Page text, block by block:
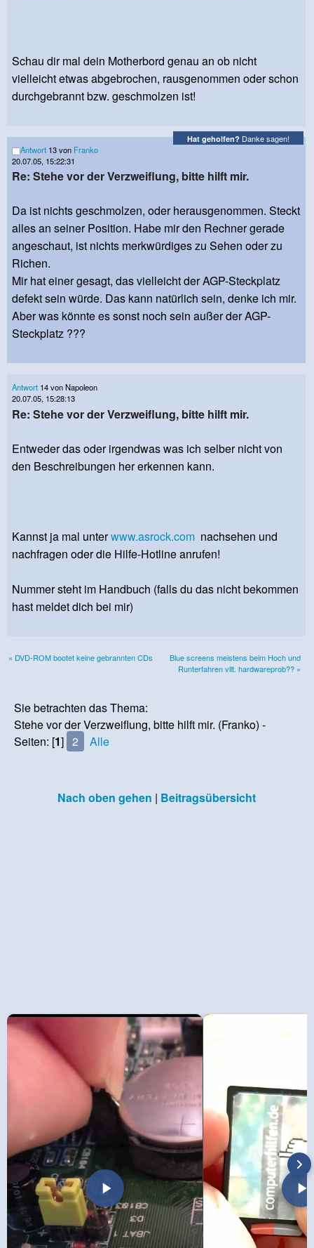
Schau dir mal dein Motherbord genau an ob nicht
vielleicht etwas abgebrochen, rausgenommen oder schon
durchgebrannt bzw. geschmolzen ist!
Hat geholfen? Danke sagen!
Antwort 13 von Franko
20.07.05, 15:22:31
Re: Stehe vor der Verzweiflung, bitte hilft mir.
Da ist nichts geschmolzen, oder herausgenommen. Steckt
alles an seiner Position. Habe mir den Rechner gerade
angeschaut, ist nichts merkwürdiges zu Sehen oder zu
Richen.
Mir hat einer gesagt, das vielleicht der AGP-Steckplatz
defekt sein würde. Das kann natürlich sein, denke ich mir.
Aber was könnte es sonst noch sein außer der AGP-
Steckplatz ???
Antwort 14 von Napoleon
20.07.05, 15:28:13
Re: Stehe vor der Verzweiflung, bitte hilft mir.
Entweder das oder irgendwas was ich selber nicht von
den Beschreibungen her erkennen kann.
Kannst ja mal unterwww.asrock.com nachsehen und
nachfragen oder die Hilfe-Hotline anrufen!
Nummer steht im Handbuch (falls du das nicht bekommen
hast meldet dich bei mir)
« DVD-ROM bootet keine gebrannten CDs
Blue screens meistens beim Hoch und
Runterfahren vllt. hardwareprob?? »
Sie betrachten das Thema:
Stehe vor der Verzweiflung, bitte hilft mir. (Franko) -
Seiten: [1] 2 Alle
Nach oben gehen | Beitragsübersicht